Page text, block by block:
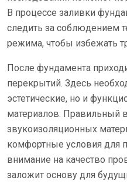
В процессе заливки
следить за соблюдением
режима, чтобы избежать
После фундамента
перекрытий. Здесь
эстетические, но и
материалов. Правильный
звукоизоляционных
комфортные условия для
внимание на качество
заложит основу для